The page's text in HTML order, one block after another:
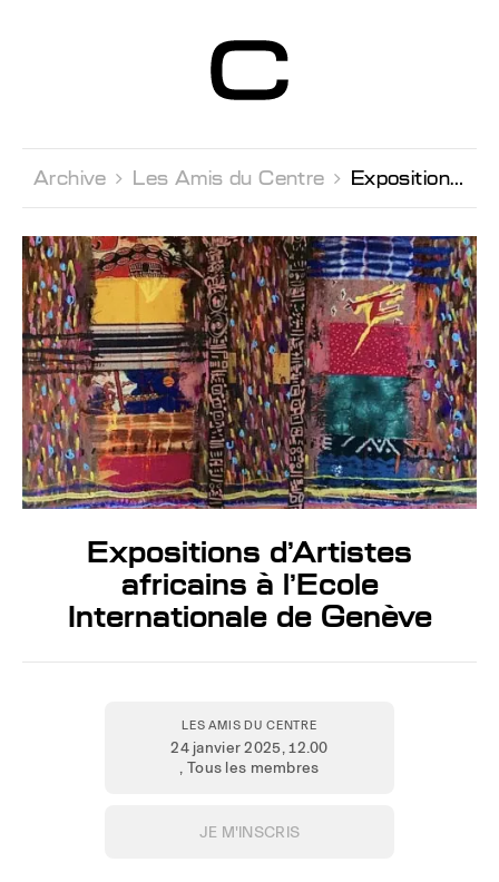
Contemporain
Genève
Archive  Les Amis du Centre  Expositions d'Artistes africains à l'Ecole Internationale de Genève
Expositions d’Artistes
africains à l’Ecole
Internationale de Genève
LES AMIS DU CENTRE
24 janvier 2025, 12.00
, Tous les membres
JE M'INSCRIS